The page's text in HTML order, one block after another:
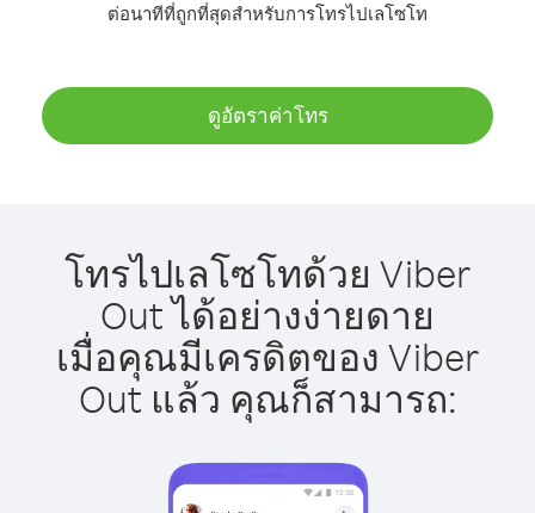
ต่อนาทีที่ถูกที่สุดสำหรับการโทรไปเลโซโท
ดูอัตราค่าโทร
โทรไปเลโซโทด้วย Viber
Out ได้อย่างง่ายดาย
เมื่อคุณมีเครดิตของ Viber
Out แล้ว คุณก็สามารถ: